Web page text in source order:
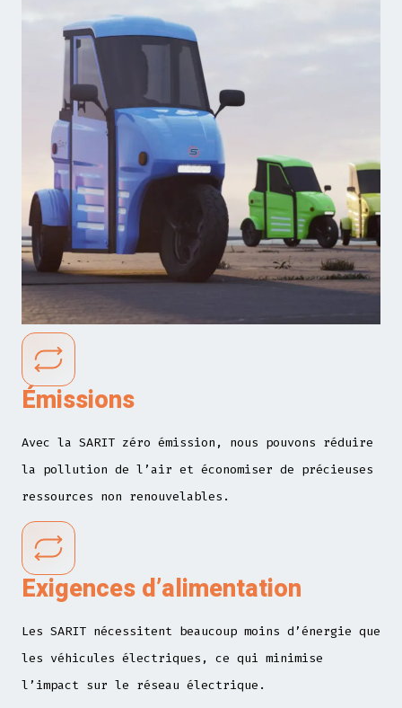
Émissions
Avec la SARIT zéro émission, nous pouvons réduire
la pollution de l’air et économiser de précieuses
ressources non renouvelables.
Exigences d’alimentation
Les SARIT nécessitent beaucoup moins d’énergie que
les véhicules électriques, ce qui minimise
l’impact sur le réseau électrique.